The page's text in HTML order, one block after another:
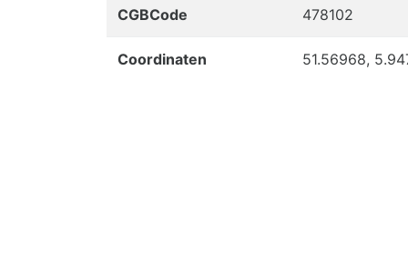
CGBCode 478102
Coordinaten 51.56968,